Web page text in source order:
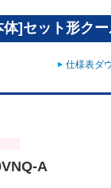
]セット形ク
仕様表ダ
A